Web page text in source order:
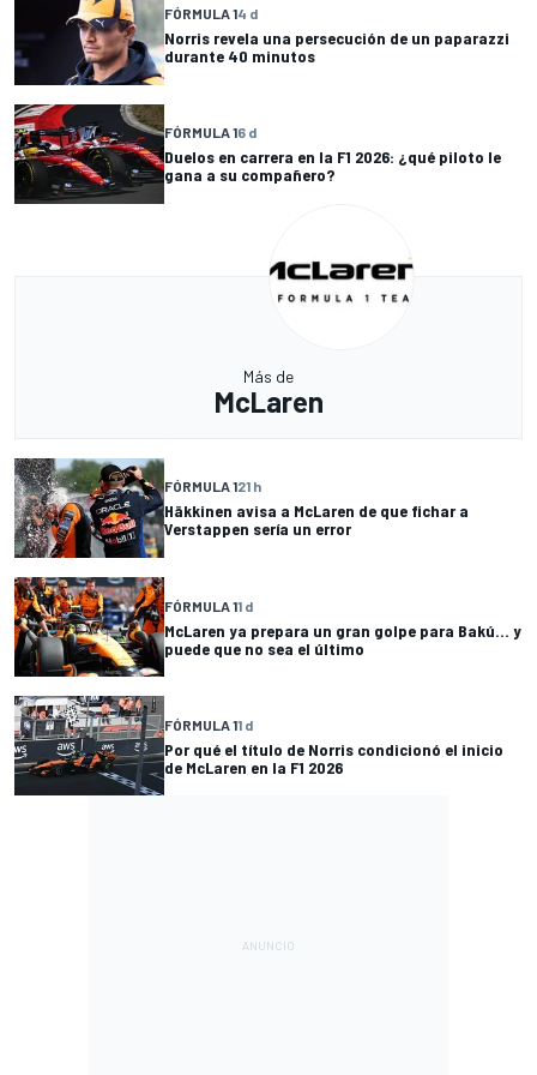
FÓRMULA 14 d
Norris revela una persecución de un paparazzi
durante 40 minutos
FÓRMULA 16 d
Duelos en carrera en la F1 2026: ¿qué piloto le
gana a su compañero?
Más de
McLaren
FÓRMULA 121 h
Häkkinen avisa a McLaren de que fichar a
Verstappen sería un error
FÓRMULA 11 d
McLaren ya prepara un gran golpe para Bakú... y
puede que no sea el último
FÓRMULA 11 d
Por qué el título de Norris condicionó el inicio
de McLaren en la F1 2026